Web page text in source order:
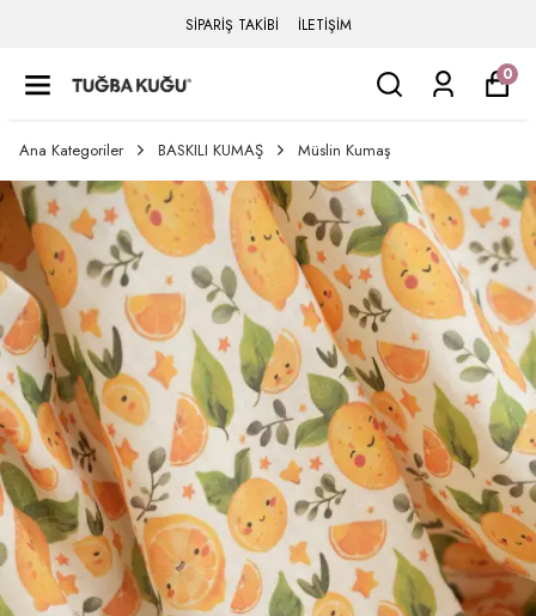
SİPARİŞ TAKİBİ İLETİŞİM
0
Ana Kategoriler BASKILI KUMAŞ Müslin Kumaş